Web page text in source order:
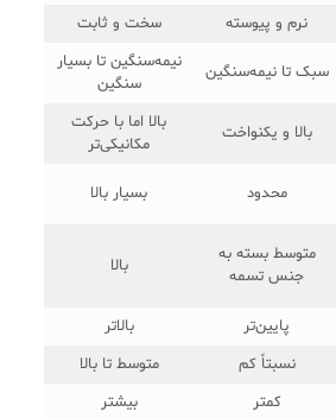
نرم و پیوسته سخت و ثابت
سبک تا نیمه‌سنگین
نیمه‌سنگین تا بسیار
سنگین
بالا و یکنواخت
بالا اما با حرکت
مکانیکی‌تر
محدود بسیار بالا
متوسط بسته به
جنس تسمه
بالا
پایین‌تر
بالاتر
نسبتاً کم
متوسط تا بالا
کمتر
بیشتر